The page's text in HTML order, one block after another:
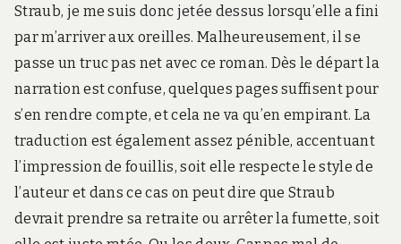
Straub, je me suis donc jetée dessus lorsqu’elle a fini
par m’arriver aux oreilles. Malheureusement, il se
passe un truc pas net avec ce roman. Dès le départ la
narration est confuse, quelques pages suffisent pour
s’en rendre compte, et cela ne va qu’en empirant. La
traduction est également assez pénible, accentuant
l’impression de fouillis, soit elle respecte le style de
l’auteur et dans ce cas on peut dire que Straub
devrait prendre sa retraite ou arrêter la fumette, soit